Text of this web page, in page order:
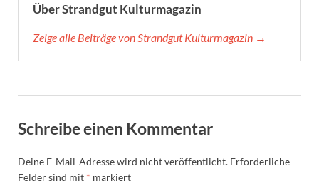
Über Strandgut Kulturmagazin
Zeige alle Beiträge von Strandgut Kulturmagazin →
Schreibe einen Kommentar
Deine E-Mail-Adresse wird nicht veröffentlicht. Erforderliche
Felder sind mit * markiert